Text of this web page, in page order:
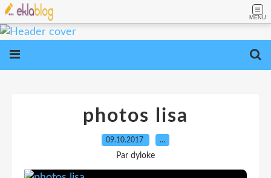
MENU
photos lisa
09.10.2017 …
Par dyloke